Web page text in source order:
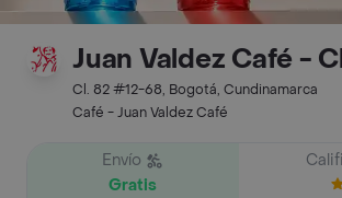
Juan Valdez Café -
Cl. 82 #12-68, Bogotá, Cundinamarca
Café - Juan Valdez Café
Envío
Gratis